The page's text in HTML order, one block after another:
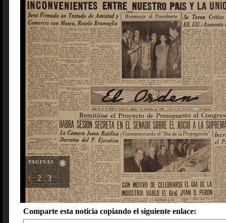
PAGINAS
1 2 3
Comparte esta noticia copiando el siguiente enlace: